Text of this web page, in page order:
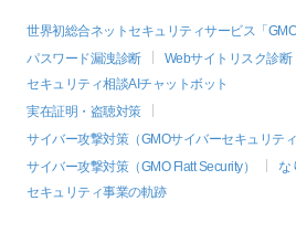
世界初総合ネットセキュリティサービス「
パスワード漏洩診断
Webサイトリスク診断
セキュリティ相談AIチャットボット
実在証明・盗聴対策
サイバー攻撃対策（GMOサイバーセキュリティ
サイバー攻撃対策（GMO Flatt Security）
な
セキュリティ事業の軌跡